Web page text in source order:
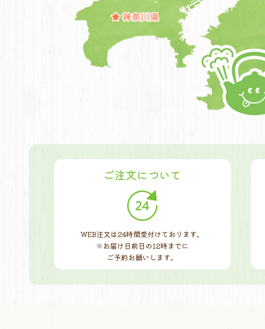
ご注文について
WEB注文は24時間受付けております。
※お届け日前日の12時までに
ご予約お願いします。